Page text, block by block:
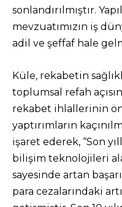
sonlandırılmıştır.
mevzuatımızın iş
adil ve şeffaf hale
Küle, rekabetin
toplumsal refah
rekabet ihlallerinin
yaptırımların
işaret ederek, “Son
bilişim teknolojileri
sayesinde artan
para cezalarındaki